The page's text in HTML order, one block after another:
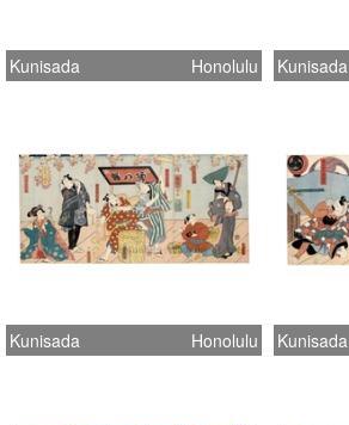
Kunisada Honolulu Kunisada
Kunisada Honolulu Kunisada